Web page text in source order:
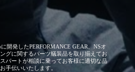
開発したPERFORMANCE GEAR、NSオ
グに関するパーツ艤装品を取り揃えてお
パートが相談に乗ってお客様に適切な品
手伝いいたします。